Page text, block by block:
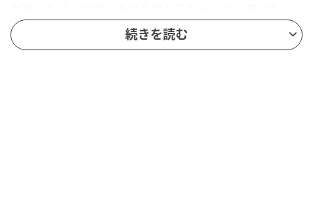
あげるかで、投稿者さんは悩んでいます。金額も少な
くないですし、他のママたちならどうするのでしょう
続きを読む